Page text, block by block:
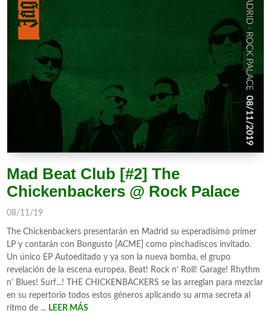
Mad Beat Club [#2] The
Chickenbackers @ Rock Palace
08/11/19
The Chickenbackers presentarán en Madrid su esperadísimo primer
LP y contarán con Bongusto [ACME] como pinchadiscos invitado.
Un único EP Autoeditado y ya son la nueva bomba, el grupo
revelación de la escena europea. Beat! Rock n’ Roll! Garage! Rhythm
n’ Blues! Surf...! THE CHICKENBACKERS se las arreglan para mezclar
en su repertorio todos estos géneros aplicando su arma secreta al
ritmo de ... LEER MÁS